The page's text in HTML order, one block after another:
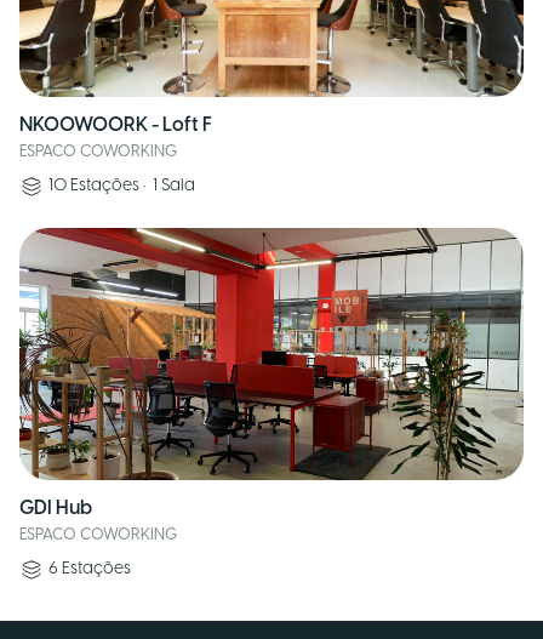
NKOOWOORK - Loft F
ESPACO COWORKING
10 Estações • 1 Sala
GDI Hub
ESPACO COWORKING
6 Estações